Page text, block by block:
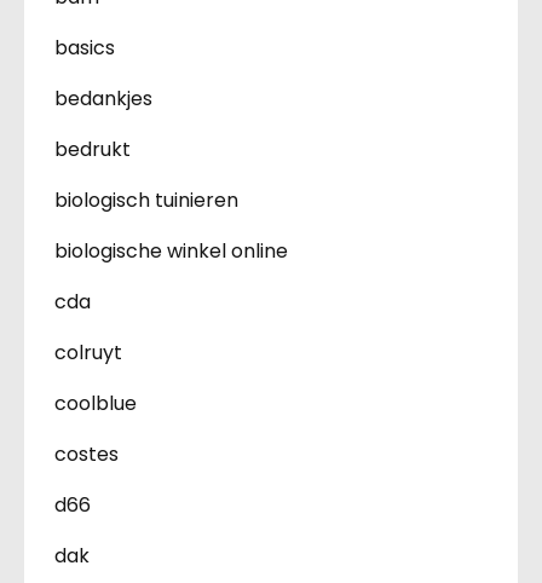
basics
bedankjes
bedrukt
biologisch tuinieren
biologische winkel online
cda
colruyt
coolblue
costes
d66
dak